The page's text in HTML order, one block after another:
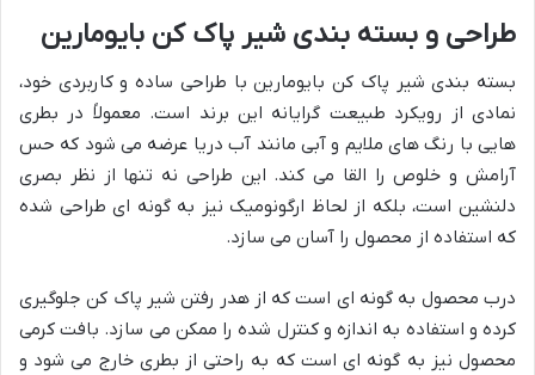
طراحی و بسته بندی شیر پاک کن بایومارین
بسته بندی شیر پاک کن بایومارین با طراحی ساده و کاربردی خود،
نمادی از رویکرد طبیعت گرایانه این برند است. معمولاً در بطری
هایی با رنگ های ملایم و آبی مانند آب دریا عرضه می شود که حس
آرامش و خلوص را القا می کند. این طراحی نه تنها از نظر بصری
دلنشین است، بلکه از لحاظ ارگونومیک نیز به گونه ای طراحی شده
که استفاده از محصول را آسان می سازد.
درب محصول به گونه ای است که از هدر رفتن شیر پاک کن جلوگیری
کرده و استفاده به اندازه و کنترل شده را ممکن می سازد. بافت کرمی
محصول نیز به گونه ای است که به راحتی از بطری خارج می شود و